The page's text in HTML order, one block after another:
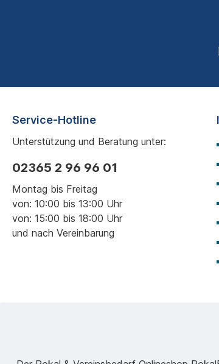
Service-Hotline
Unterstützung und Beratung unter:
02365 2 96 96 01
Montag bis Freitag
von: 10:00 bis 13:00 Uhr
von: 15:00 bis 18:00 Uhr
und nach Vereinbarung